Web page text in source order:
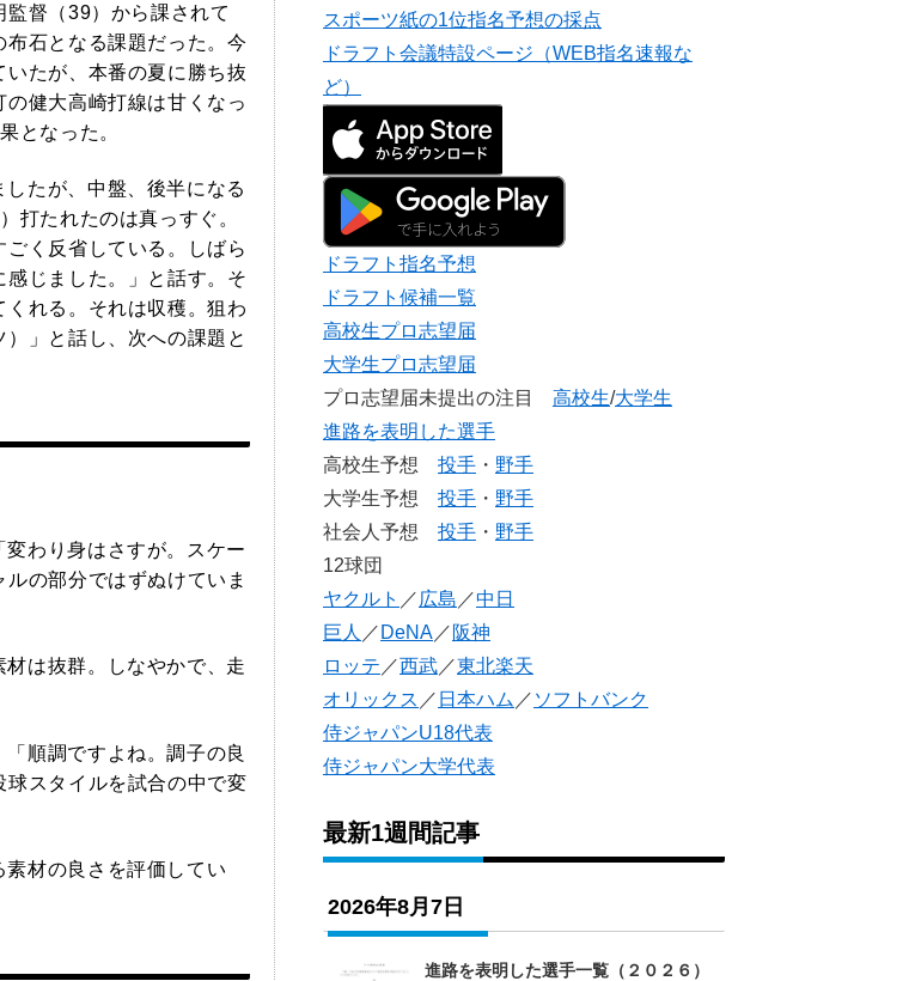
督（39）から課されて
石となる課題だった。今
たが、本番の夏に勝ち抜
健大高崎打線は甘くなっ
となった。
たが、中盤、後半になる
打たれたのは真っすぐ。
く反省している。しばら
じました。」と話す。そ
れる。それは収穫。狙わ
」と話し、次への課題と
変わり身はさすが。スケー
の部分ではずぬけていま
材は抜群。しなやかで、走
「順調ですよね。調子の良
球スタイルを試合の中で変
材の良さを評価してい
スポーツ紙の1位指名予想の採点
ドラフト会議特設ページ（WEB指名速報な
ど）
ドラフト指名予想
ドラフト候補一覧
高校生プロ志望届
大学生プロ志望届
プロ志望届未提出の注目 高校生/大学生
進路を表明した選手
高校生予想 投手 ・ 野手
大学生予想 投手 ・ 野手
社会人予想 投手 ・ 野手
12球団
ヤクルト ／ 広島 ／中日
巨人 ／ DeNA ／ 阪神
ロッテ ／西武 ／東北楽天
オリックス ／ 日本ハム ／ ソフトバンク
侍ジャパンU18代表
侍ジャパン大学代表
最新1週間記事
2026年8月7日
進路を表明した選手一覧（２０２６）